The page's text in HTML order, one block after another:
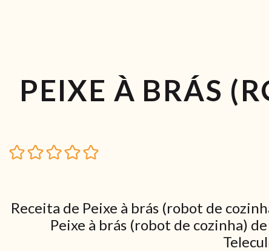
PEIXE À BRÁS
Receita de Peixe à brás (robot de
Peixe à brás (robot de cozinha)